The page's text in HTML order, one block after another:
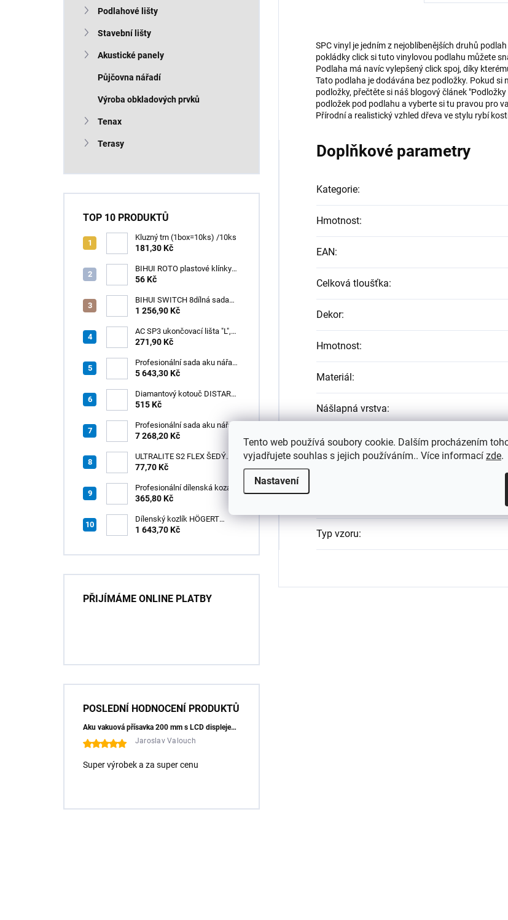
Tento web používá soubory cookie. Dalším procházením
vyjadřujete souhlas s jejich používáním.. Více informací zde.
Nastavení
Podlahové lišty
Stavební lišty
Akustické panely
Půjčovna nářadí
Výroba obkladových prvků
Tenax
Terasy
TOP 10 PRODUKTŮ
Kluzný trn (1box=10ks) /10ks
181,30 Kč
BIHUI ROTO plastové klínky
1–13 mm – balení 50 ks
56 Kč
BIHUI SWITCH 8dílná sada
zubových hladítek INOX –
boxu
1 256,90 Kč
AC SP3 ukončovací lišta "L",
PREMIUM, hliník elox titan, v:
271,90 Kč
Profesionální sada aku nářadí
3v1 HÖGERT
5 643,30 Kč
Diamantový kotouč DISTAR
GREEN CUT
Z60
515 Kč
Profesionální sada aku nářadí
3v1 20V HÖGERT
7 268,20 Kč
ULTRALITE S2 FLEX ŠEDÝ
/15kg
77,70 Kč
Profesionální dílenská koza
HÖGERT HT7G550
365,80 Kč
Dílenský kozlík HÖGERT
HT7G551
1 643,70 Kč
PŘIJÍMÁME ONLINE PLATBY
POSLEDNÍ HODNOCENÍ PRODUKTŮ
Aku vakuová přísavka 200 mm s LCD displejem (150 kg) - HÖGERT HT3B355
Jaroslav Valouch
Super výrobek a za super cenu
SPC vinyl je jedním z nejoblíbenějších druhů
pokládky click si tuto vinylovou podlahu můžete
Podlaha má navíc vylepšený click spoj, díky
Tato podlaha je dodávána bez podložky. Pokud
podložky, přečtěte si náš blogový článek
podložek pod podlahu a vyberte si tu pravou pro
Přírodní a realistický vzhled dřeva ve stylu rybí
Doplňkové parametry
Kategorie:
Hmotnost:
EAN:
Celková tloušťka:
Dekor:
Hmotnost:
Materiál:
Nášlapná vrstva:
Rozměry lamel:
Typ vzoru: